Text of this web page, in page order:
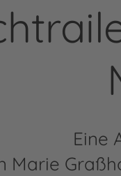
Eine
Marie